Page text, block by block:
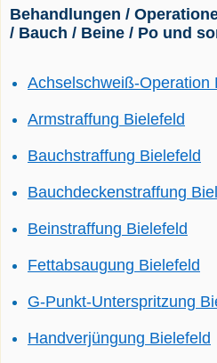
Behandlungen /
/ Bauch / Beine / Po und
Achselschweiß-Operation
Armstraffung Bielefeld
Bauchstraffung Bielefeld
Bauchdeckenstraffung
Beinstraffung Bielefeld
Fettabsaugung Bielefeld
G-Punkt-Unterspritzung
Handverjüngung Bielefeld